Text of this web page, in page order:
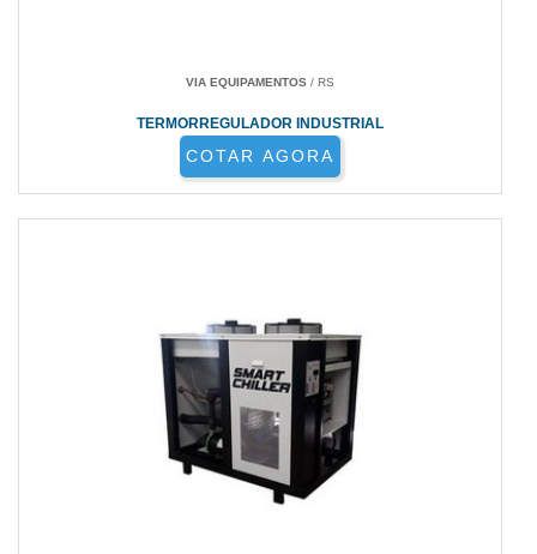
VIA EQUIPAMENTOS / RS
TERMORREGULADOR INDUSTRIAL
COTAR AGORA